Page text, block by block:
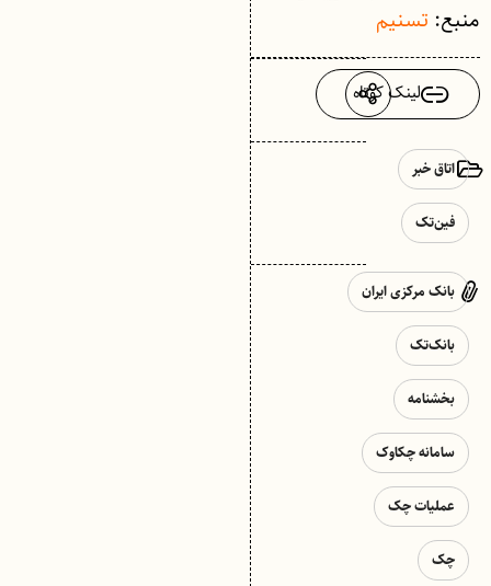
منبع: تسنیم
لینک کوتاه
اتاق خبر
فین‌تک
بانک مرکزی ایران
بانک‌تک
بخشنامه
سامانه چکاوک
عملیات چک
چک